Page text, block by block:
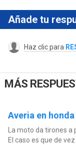
Añade tu
Haz clic para
MÁS
Averia en
La moto da tirones
El caso es que de